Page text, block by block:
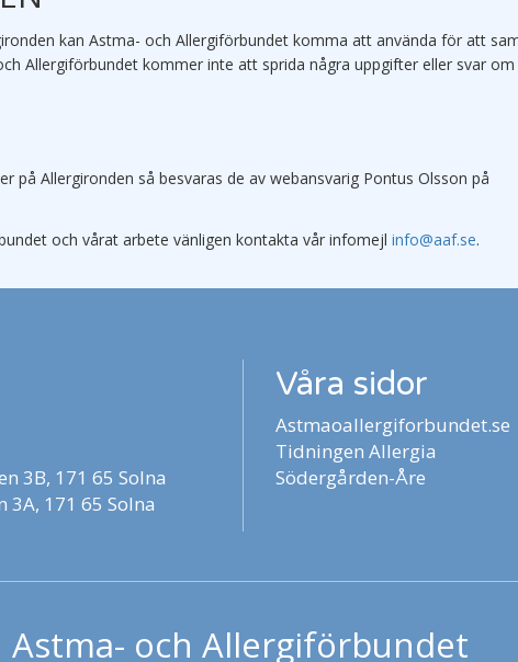
kan Astma- och Allergiförbundet komma att använda för att
Allergiförbundet kommer inte att sprida några uppgifter eller svar om
på Allergironden så besvaras de av webansvarig Pontus Olsson på
och vårat arbete vänligen kontakta vår infomejl info@aaf.se.
3B, 171 65 Solna
171 65 Solna
Våra sidor
Astmaoallergiforbundet.se
Tidningen Allergia
Södergården-Åre
Astma- och Allergiförbundet